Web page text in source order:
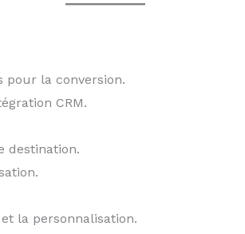
pour la conversion.
CRM.
destination.
la personnalisation.